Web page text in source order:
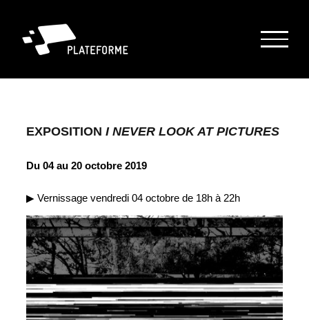
contenu
EXPOSITION I NEVER LOOK AT PICTURES
Du 04 au 20 octobre 2019
▶︎ Vernissage vendredi 04 octobre de 18h à 22h